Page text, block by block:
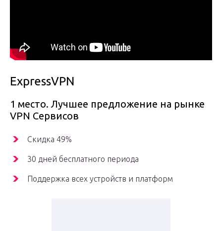
ExpressVPN
1 место. Лучшее предложение на рынке
VPN Сервисов
Скидка 49%
30 дней бесплатного периода
Поддержка всех устройств и платформ